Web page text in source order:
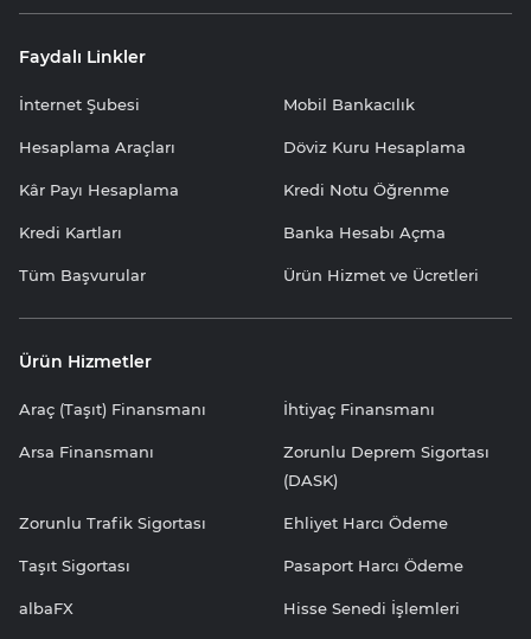
Faydalı Linkler
İnternet Şubesi Mobil Bankacılık
Hesaplama Araçları Döviz Kuru Hesaplama
Kâr Payı Hesaplama Kredi Notu Öğrenme
Kredi Kartları Banka Hesabı Açma
Tüm Başvurular Ürün Hizmet ve Ücretleri
Ürün Hizmetler
Araç (Taşıt) Finansmanı İhtiyaç Finansmanı
Arsa Finansmanı
Zorunlu Deprem Sigortası
(DASK)
Zorunlu Trafik Sigortası Ehliyet Harcı Ödeme
Taşıt Sigortası Pasaport Harcı Ödeme
albaFX Hisse Senedi İşlemleri